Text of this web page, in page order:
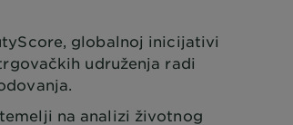
globalnoj inicijativi
udruženja radi
na analizi životnog